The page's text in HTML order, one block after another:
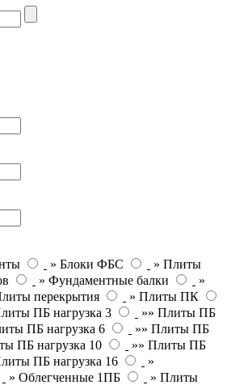
» Блоки ФБС
» Плиты
» Фундаментные балки
»
перекрытия
» Плиты ПК
ПБ нагрузка 3
»» Плиты ПБ
ПБ нагрузка 6
»» Плиты ПБ
ПБ нагрузка 10
»» Плиты ПБ
ПБ нагрузка 16
»
» Облегченные 1ПБ
» Плиты